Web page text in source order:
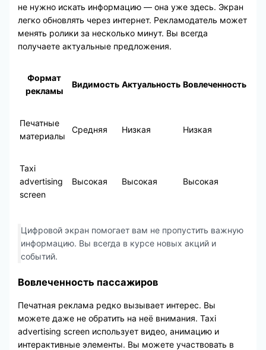
не нужно искать информацию — она уже здесь. Экран
легко обновлять через интернет. Рекламодатель может
менять ролики за несколько минут. Вы всегда
получаете актуальные предложения.
Формат
рекламы
Видимость Актуальность Вовлеченность
Печатные
материалы
Средняя Низкая Низкая
Taxi
advertising
screen
Высокая Высокая Высокая
Цифровой экран помогает вам не пропустить важную
информацию. Вы всегда в курсе новых акций и
событий.
Вовлеченность пассажиров
Печатная реклама редко вызывает интерес. Вы
можете даже не обратить на неё внимания. Taxi
advertising screen использует видео, анимацию и
интерактивные элементы. Вы можете участвовать в